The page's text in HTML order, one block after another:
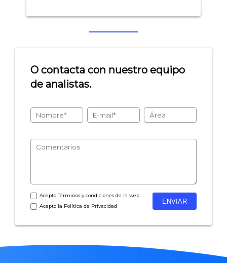
- Encuestas de NPS
- Encuestas de satisfacción de cliente
- Investigación de mercados
O contacta con nuestro equipo
de analistas.
AceptoTérminos y condicionesde la web
Acepto la Política de Privacidad